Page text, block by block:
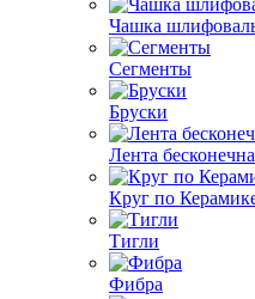
Чашка
Сегменты
Бруски
Лента
Круг по
Тигли
Фибра